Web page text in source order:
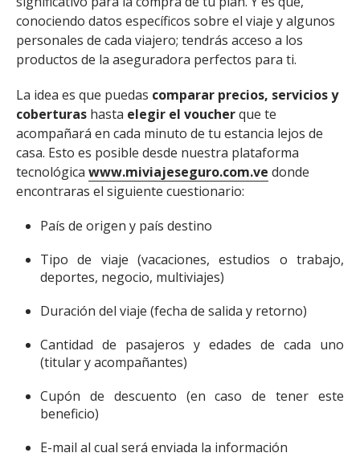
conociendo datos específicos sobre el viaje y algunos
personales de cada viajero; tendrás acceso a los
productos de la aseguradora perfectos para ti.
La idea es que puedas comparar precios, servicios y
coberturas hasta elegir el voucherque te
acompañará en cada minuto de tu estancia lejos de
casa. Esto es posible desde nuestra plataforma
tecnológica www.miviajeseguro.com.ve donde
encontraras el siguiente cuestionario:
País de origen y país destino
Tipo de viaje (vacaciones, estudios o trabajo,
deportes, negocio, multiviajes)
Duración del viaje (fecha de salida y retorno)
Cantidad de pasajeros y edades de cada uno
(titular y acompañantes)
Cupón de descuento (en caso de tener este
beneficio)
E-mail al cual será enviada la información